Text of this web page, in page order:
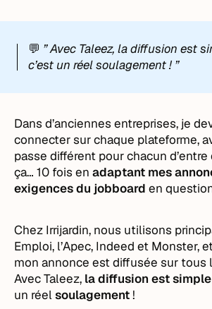
💬 ” Avec Taleez, la diffusion est
c’est un réel soulagement ! ”
Dans d’anciennes entreprises, je
connecter sur chaque plateforme,
passe différent pour chacun
ça… 10 fois enadaptant mes
exigences du jobboard en
Chez Irrijardin, nous utilisons
Emploi, l’Apec, Indeed et Monster,
mon annonce est diffusée sur tous
Avec Taleez, la diffusion est
un réelsoulagement!